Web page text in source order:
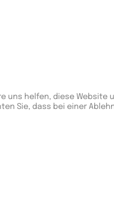
uns helfen, diese Website
Sie, dass bei einer